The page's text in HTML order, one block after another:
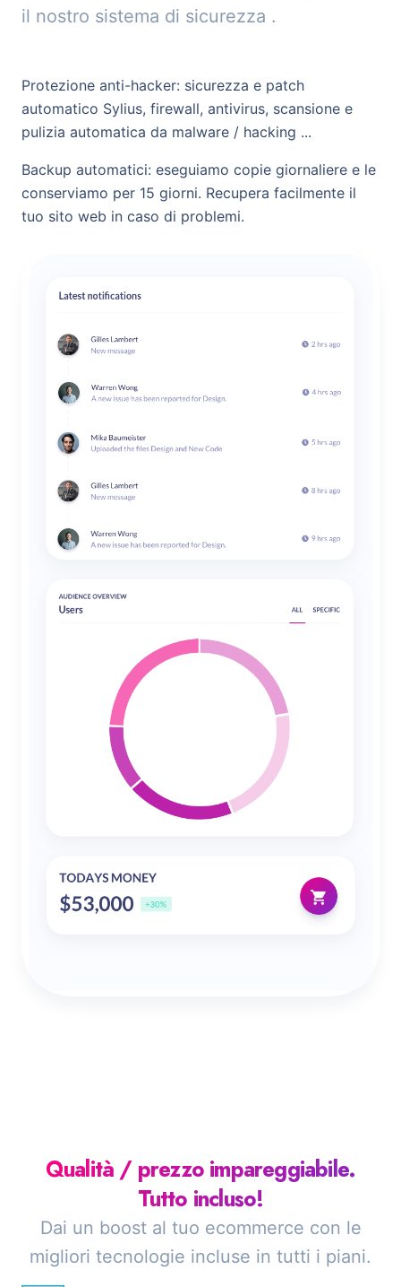
il nostro sistema di sicurezza .
Protezione anti-hacker: sicurezza e patch
automatico Sylius, firewall, antivirus, scansione e
pulizia automatica da malware / hacking ...
Backup automatici: eseguiamo copie giornaliere e le
conserviamo per 15 giorni. Recupera facilmente il
tuo sito web in caso di problemi.
Qualità / prezzo impareggiabile.
Tutto incluso!
Dai un boost al tuo ecommerce con le
migliori tecnologie incluse in tutti i piani.